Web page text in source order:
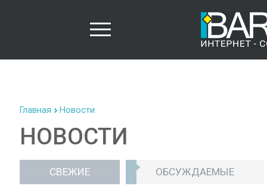
Главная Новости
НОВОСТИ
СВЕЖИЕ ОБСУЖДАЕМЫЕ